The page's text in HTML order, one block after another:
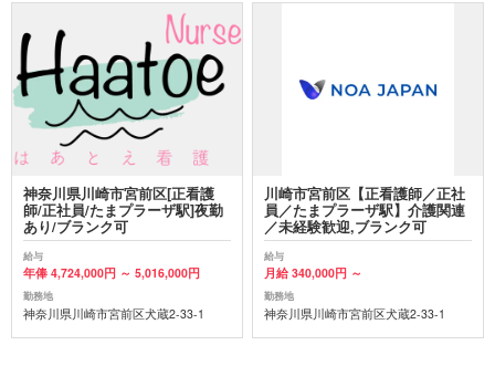
神奈川県川崎市宮前区[正看護
師/正社員/たまプラーザ駅]夜勤
あり/ブランク可
給与
年俸 4,724,000円 ～ 5,016,000円
勤務地
神奈川県川崎市宮前区犬蔵2-33-1
川崎市宮前区【正看護師／正社
員／たまプラーザ駅】介護関連
／未経験歓迎,ブランク可
給与
月給 340,000円 ～
勤務地
神奈川県川崎市宮前区犬蔵2-33-1